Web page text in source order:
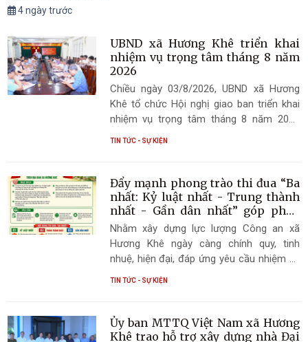
4 ngày trước
UBND xã Hương Khê triển khai
nhiệm vụ trọng tâm tháng 8 năm
2026
Chiều ngày 03/8/2026, UBND xã Hương
Khê tổ chức Hội nghị giao ban triển khai
nhiệm vụ trọng tâm tháng 8 năm 2026
tịch UBND xã. Tham dự hội nghị có đồng
chí Nguyễn Trường Thọ, Phó Chủ tịch
UBND xã; lãnh đạo các phòng chuyên
môn của xã gồm Phòng Văn hóa - Xã hội,
Phòng Kinh tế, Trung tâm Phục vụ hành
chính công, Công an xã, Trạm Y tế cùng
TIN TỨC - SỰ KIỆN
Đẩy mạnh phong trào thi đua “Ba
nhất: Kỷ luật nhất - Trung thành
nhất - Gần dân nhất” góp phần
xây dựng lực lượng Công an xã
Hương Khê trong sạch, vững
mạnh
Nhằm xây dựng lực lượng Công an xã
Hương Khê ngày càng chính quy, tinh
nhuệ, hiện đại, đáp ứng yêu cầu nhiệm vụ
nhất - Trung thành nhất - Gần dân nhất”.
Đây là phong trào có ý nghĩa thiết thực,
TIN TỨC - SỰ KIỆN
Ủy ban MTTQ Việt Nam xã Hương
Khê trao hỗ trợ xây dựng nhà Đại